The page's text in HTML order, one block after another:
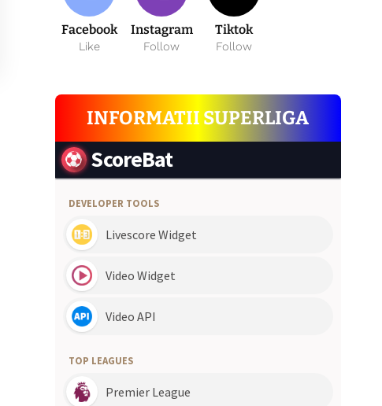
Facebook
Like
Instagram
Follow
Tiktok
Follow
INFORMATII SUPERLIGA